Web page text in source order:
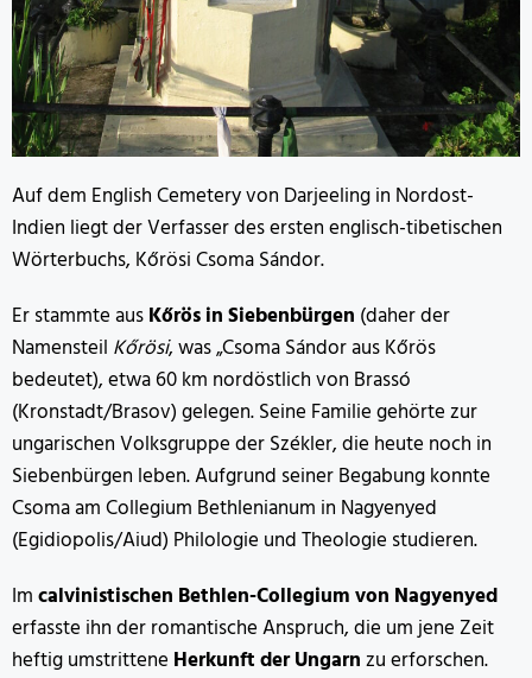
Auf dem English Cemetery von Darjeeling in Nordost-
Indien liegt der Verfasser des ersten englisch-tibetischen
Wörterbuchs, Kőrösi Csoma Sándor.
Er stammte ausKőrös in Siebenbürgen (daher der
Namensteil Kőrösi, was „Csoma Sándor aus Kőrös
bedeutet), etwa 60 km nordöstlich von Brassó
(Kronstadt/Brasov) gelegen. Seine Familie gehörte zur
ungarischen Volksgruppe der Székler, die heute noch in
Siebenbürgen leben. Aufgrund seiner Begabung konnte
Csoma am Collegium Bethlenianum in Nagyenyed
(Egidiopolis/Aiud) Philologie und Theologie studieren.
Imcalvinistischen Bethlen-Collegium von Nagyenyed
erfasste ihn der romantische Anspruch, die um jene Zeit
heftig umstrittene Herkunft der Ungarnzu erforschen.